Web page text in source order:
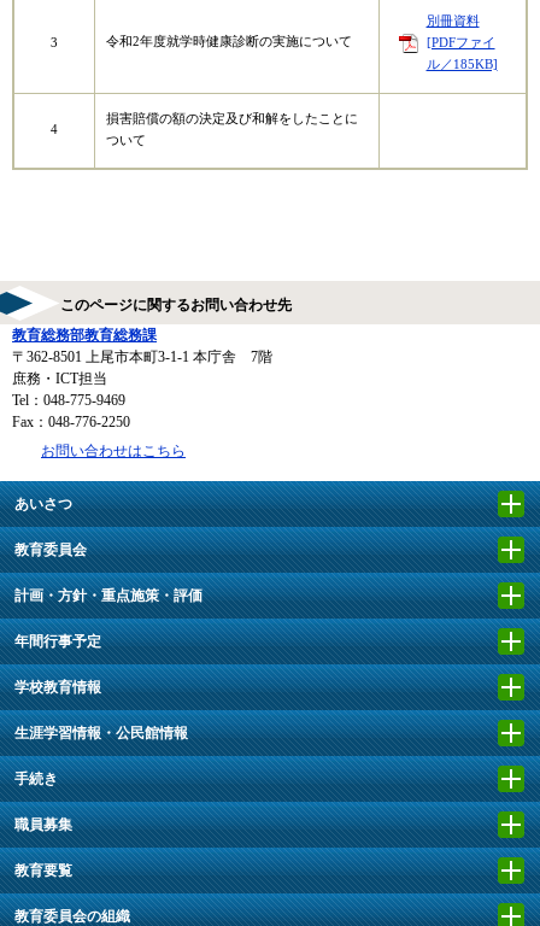
3 令和2年度就学時健康診断の実施について
別冊資料
[PDFファイ
ル／185KB]
4
損害賠償の額の決定及び和解をしたことに
ついて
このページに関するお問い合わせ先
教育総務部教育総務課
〒362-8501
上尾市本町3-1-1 本庁舎 7階
庶務・ICT担当
Tel：048-775-9469
Fax：048-776-2250
お問い合わせはこちら
あいさつ
教育委員会
計画・方針・重点施策・評価
年間行事予定
学校教育情報
生涯学習情報・公民館情報
手続き
職員募集
教育要覧
教育委員会の組織